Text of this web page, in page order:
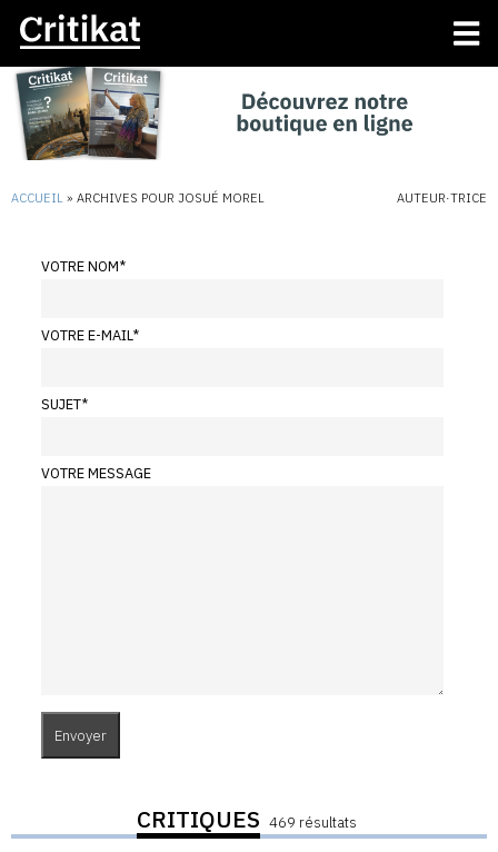
ACCUEIL » ARCHIVES POUR JOSUÉ MOREL AUTEUR·TRICE
VOTRE NOM*
VOTRE E-MAIL*
SUJET*
VOTRE MESSAGE
CRITIQUES 469 résultats